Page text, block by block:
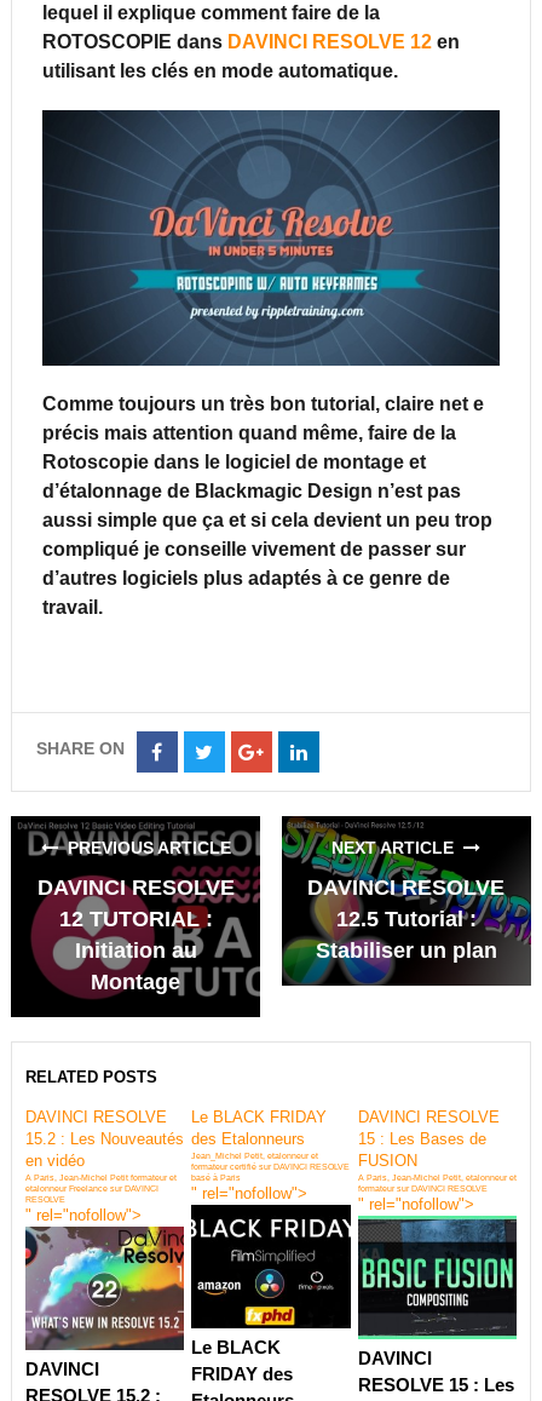
lequel il explique comment faire de la
ROTOSCOPIE dans DAVINCI RESOLVE 12en
utilisant les clés en mode automatique.
Comme toujours un très bon tutorial, claire net e
précis mais attention quand même, faire de la
Rotoscopie dans le logiciel de montage et
d’étalonnage de Blackmagic Design n’est pas
aussi simple que ça et si cela devient un peu trop
compliqué je conseille vivement de passer sur
d’autres logiciels plus adaptés à ce genre de
travail.
SHARE ON
Share
on
Facebook
Share
on
Twitter
Share
on
Google+
Share
on
LinkedIn
PREVIOUS ARTICLE
DAVINCI RESOLVE
12 TUTORIAL :
Initiation au
Montage
NEXT ARTICLE
DAVINCI RESOLVE
12.5 Tutorial :
Stabiliser un plan
RELATED POSTS
DAVINCI RESOLVE
15.2 : Les Nouveautés
en vidéo
A Paris, Jean-Michel Petit formateur et
etalonneur Freelance sur DAVINCI
RESOLVE
" rel="nofollow">
DAVINCI
RESOLVE 15.2 :
Le BLACK FRIDAY
des Etalonneurs
Jean_Michel Petit, etalonneur et
formateur certifié sur DAVINCI RESOLVE
basé à Paris
" rel="nofollow">
Le BLACK
FRIDAY des
DAVINCI RESOLVE
15 : Les Bases de
FUSION
A Paris, Jean-Michel Petit, etalonneur et
formateur sur DAVINCI RESOLVE
" rel="nofollow">
DAVINCI
RESOLVE 15 : Les